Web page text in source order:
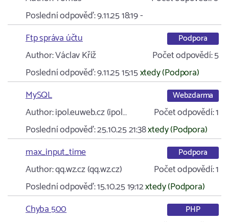
Poslední odpověď:9.11.25 18:19-
Ftp správa účtu
Podpora
Author:Václav Kříž Počet odpovědí:5
Poslední odpověď:9.11.25 15:15xtedy (Podpora)
MySQL
Webzdarma
Author:ipol.euweb.cz (ipol… Počet odpovědí:1
Poslední odpověď:25.10.25 21:38xtedy (Podpora)
max_input_time
Podpora
Author:qq.wz.cz (qq.wz.cz) Počet odpovědí:1
Poslední odpověď:15.10.25 19:12xtedy (Podpora)
Chyba 500
PHP